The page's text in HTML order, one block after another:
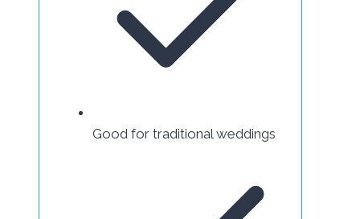
Good for traditional weddings